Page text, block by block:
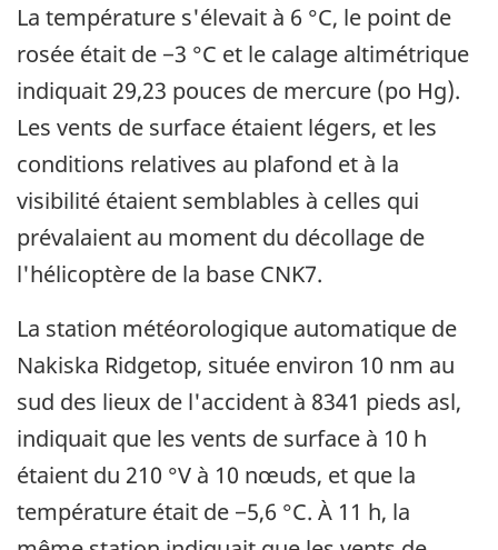
La température s'élevait à 6 °C, le point de
rosée était de −3 °C et le calage altimétrique
indiquait 29,23 pouces de mercure (po Hg).
Les vents de surface étaient légers, et les
conditions relatives au plafond et à la
visibilité étaient semblables à celles qui
prévalaient au moment du décollage de
l'hélicoptère de la base CNK7.
La station météorologique automatique de
Nakiska Ridgetop, située environ 10 nm au
sud des lieux de l'accident à 8341 pieds asl,
indiquait que les vents de surface à 10 h
étaient du 210 °V à 10 nœuds, et que la
température était de −5,6 °C. À 11 h, la